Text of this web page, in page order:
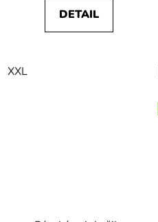
DETAIL
XXL